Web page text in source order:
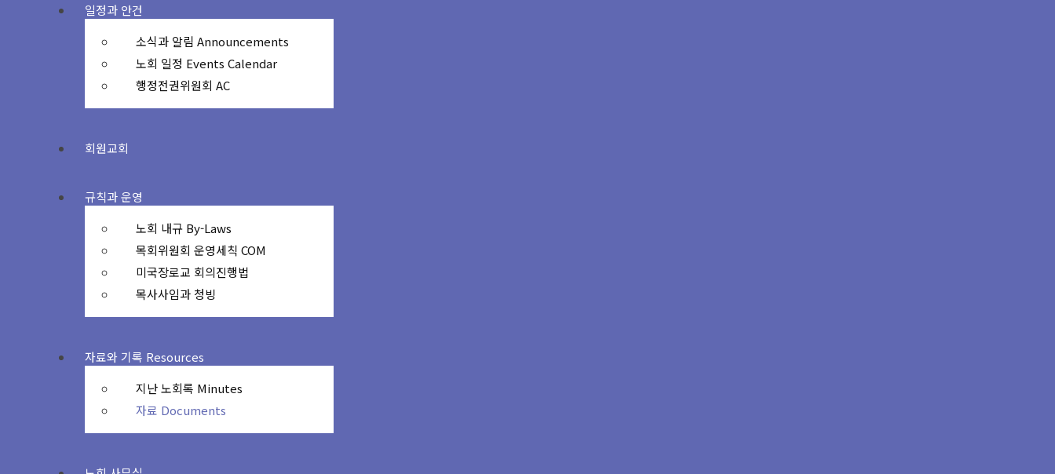
일정과 안건
소식과 알림 Announcements
노회 일정 Events Calendar
행정전권위원회 AC
회원교회
규칙과 운영
노회 내규 By-Laws
목회위원회 운영세칙 COM
미국장로교 회의진행법
목사사임과 청빙
자료와 기록 Resources
지난 노회록 Minutes
자료 Documents